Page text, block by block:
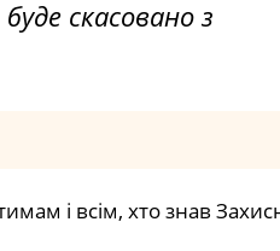
скасовано з
і всім, хто знав